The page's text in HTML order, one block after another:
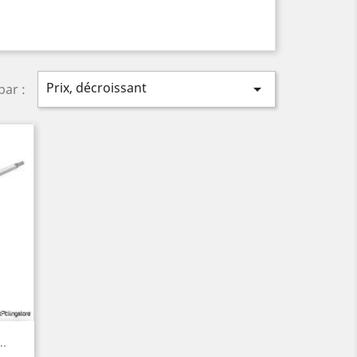
: Prix, décroissant 